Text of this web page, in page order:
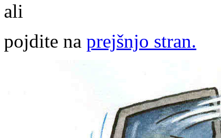
ali
pojdite na prejšnjo stran.